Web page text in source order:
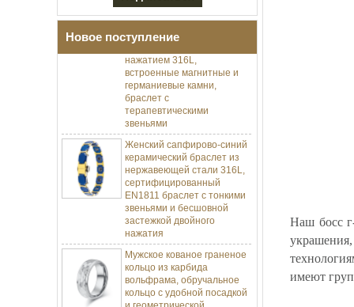
Новое поступление
керамика,
раскладывающаяся
нажатием 316L,
встроенные магнитные и
германиевые камни,
браслет с
терапевтическими
звеньями
Женский сапфирово-синий
керамический браслет из
нержавеющей стали 316L,
сертифицированный
EN1811 браслет с тонкими
звеньями и бесшовной
застежкой двойного
Мужское кованое граненое
кольцо из карбида
вольфрама, обручальное
кольцо с удобной посадкой
и геометрической
текстурой, 8 мм для мужчин
Наш босс
имеют